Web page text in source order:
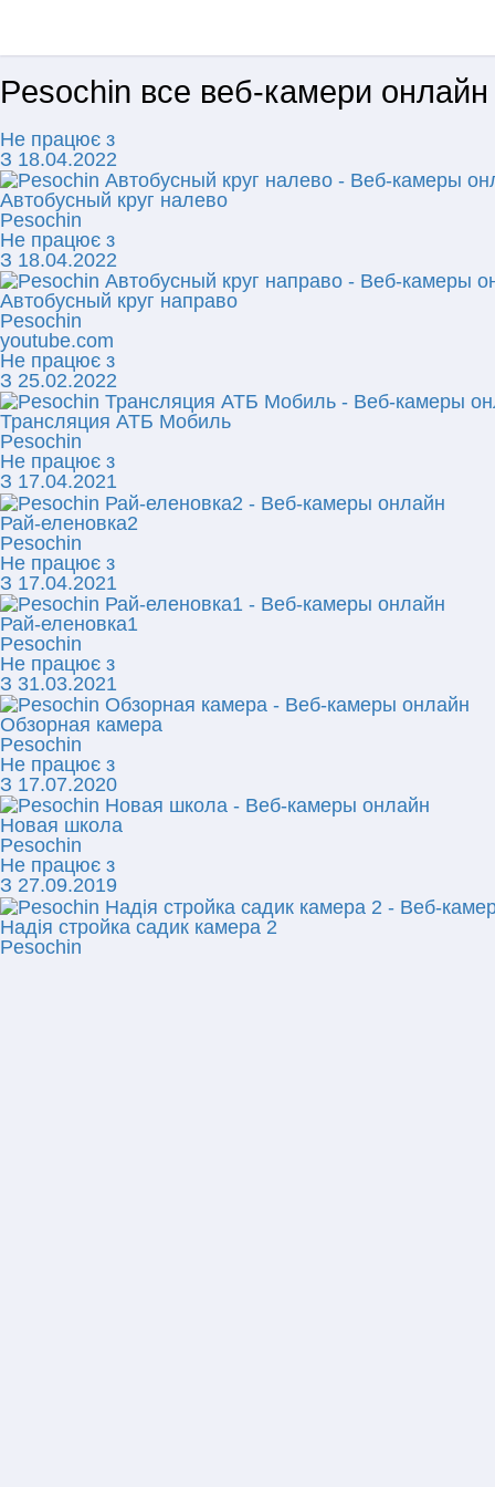
Pesochin все веб-камери онлайн
Не працює з
З 18.04.2022
Автобусный круг налево
Pesochin
Не працює з
З 18.04.2022
Автобусный круг направо
Pesochin
youtube.com
Не працює з
З 25.02.2022
Трансляция АТБ Мобиль
Pesochin
Не працює з
З 17.04.2021
Рай-еленовка2
Pesochin
Не працює з
З 17.04.2021
Рай-еленовка1
Pesochin
Не працює з
З 31.03.2021
Обзорная камера
Pesochin
Не працює з
З 17.07.2020
Новая школа
Pesochin
Не працює з
З 27.09.2019
Надія стройка садик камера 2
Pesochin